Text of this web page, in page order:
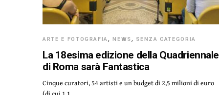
ARTE E FOTOGRAFIA,NEWS, SENZA CATEGORIA
La 18esima edizione della Quadriennale
di Roma sarà Fantastica
Cinque curatori, 54 artisti e un budget di 2,5 milioni di euro